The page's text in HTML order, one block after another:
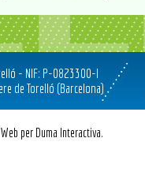
- NIF: P-0823300-I
de Torelló (Barcelona)
Web per Duma Interactiva.